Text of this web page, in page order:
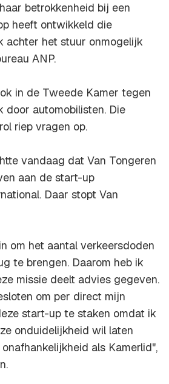
betrokkenheid bij een
heeft ontwikkeld die
achter het stuur onmogelijk
ANP.
in de Tweede Kamer tegen
door automobilisten. Die
riep vragen op.
vandaag dat Van Tongeren
aan de start-up
Daar stopt Van
om het aantal verkeersdoden
te brengen. Daarom heb ik
missie deelt advies gegeven.
om per direct mijn
start-up te staken omdat ik
onduidelijkheid wil laten
als Kamerlid",